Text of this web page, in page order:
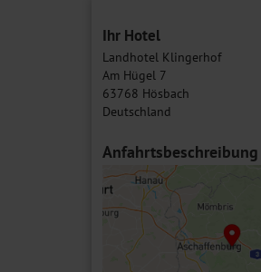
Ihr Hotel
Landhotel Klingerhof
Am Hügel 7
63768 Hösbach
Deutschland
Anfahrtsbeschreibung